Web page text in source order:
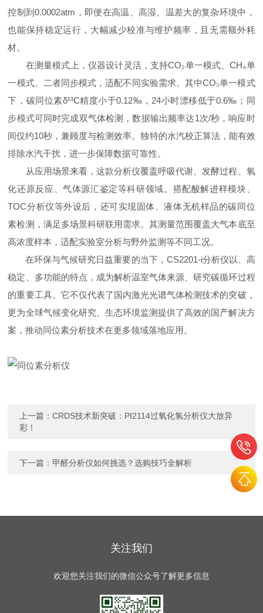
控制到0.0002atm，即便在高温、高湿、温差大的复杂环境中，
也能保持稳定运行，大幅减少校准与维护频率，且无需额外耗
材。
在测量模式上，仪器设计灵活，支持CO₂单一模式、CH₄单
一模式、二者同步模式，适配不同实验需求。其中CO₂单一模式
下，碳同位素δ¹³C精度小于0.12‰，24小时漂移低于0.6‰；同
步模式可同时完成双气体检测，数据输出频率达1次/秒，响应时
间仅约10秒，兼顾度与检测效率。独特的水汽校正算法，能有效
排除水汽干扰，进一步保障数据可靠性。
从应用场景来看，这款分析仪覆盖呼吸代谢、发酵过程、氧
化还原反应、气体源汇鉴定等科研领域。搭配酸解进样模块、
TOC分析仪等外设后，还可实现固体、液体无机样品的碳同位
素检测，满足多场景科研联用需求。其测量范围覆盖大气本底至
高浓度样本，适配实验室分析与野外监测等不同工况。
在环保与气候研究日益重要的当下，CS2201-i分析仪以、高
稳定、多功能的特点，成为解析温室气体来源、研究碳循环过程
的重要工具。它不仅代表了国内激光光谱气体检测技术的突破，
更为全球气候变化研究、生态环境监测提供了高效的国产解决方
案，推动同位素分析技术在更多领域落地应用。
上一篇：CRDS技术新突破：PI2114过氧化氢分析仪大放异
彩！
下一篇： 甲醛分析仪如何挑选？选购技巧全解析
关注我们
欢迎您关注我们的微信公众号了解更多信息